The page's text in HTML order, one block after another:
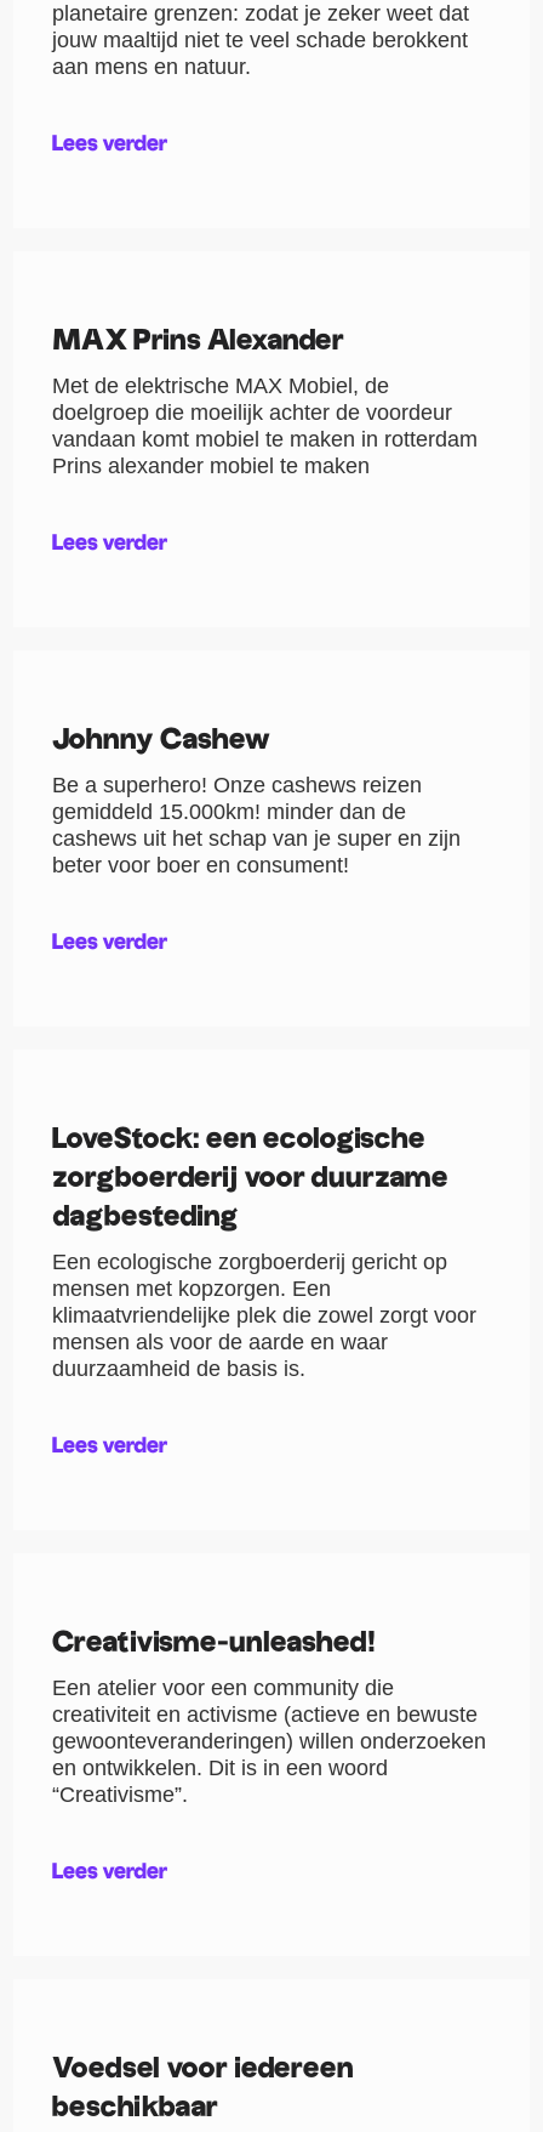
planetaire grenzen: zodat je zeker weet dat
jouw maaltijd niet te veel schade berokkent
aan mens en natuur.
Lees verder
MAX Prins Alexander
Met de elektrische MAX Mobiel, de
doelgroep die moeilijk achter de voordeur
vandaan komt mobiel te maken in rotterdam
Prins alexander mobiel te maken
Lees verder
Johnny Cashew
Be a superhero! Onze cashews reizen
gemiddeld 15.000km! minder dan de
cashews uit het schap van je super en zijn
beter voor boer en consument!
Lees verder
LoveStock: een ecologische
zorgboerderij voor duurzame
dagbesteding
Een ecologische zorgboerderij gericht op
mensen met kopzorgen. Een
klimaatvriendelijke plek die zowel zorgt voor
mensen als voor de aarde en waar
duurzaamheid de basis is.
Lees verder
Creativisme-unleashed!
Een atelier voor een community die
creativiteit en activisme (actieve en bewuste
gewoonteveranderingen) willen onderzoeken
en ontwikkelen. Dit is in een woord
“Creativisme”.
Lees verder
Voedsel voor iedereen
beschikbaar